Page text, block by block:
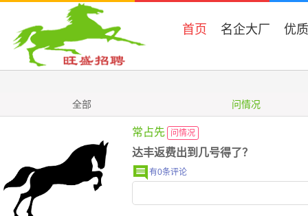
首页 名企大厂 优
全部 问情况
常占先 问情况
达丰返费出到几号得了？
有0条评论